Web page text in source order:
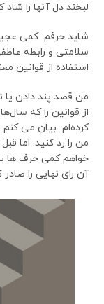
لبخند دل آنها را شاد
شاید حرفم کمی
سلامتی و رابطه
استفاده از قوانین
من قصد پند دادن
از قوانین را که
کرده‌ام بیان می کنم
من را رد کنید. اما
خواهم کمی حرف ها یا
آن رای نهایی را صادر